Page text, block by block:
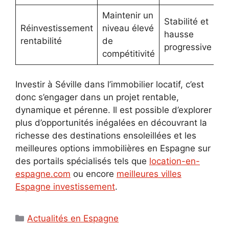
Réinvestissement
rentabilité
Maintenir un
niveau élevé
de
compétitivité
Stabilité et
hausse
progressive
Investir à Séville dans l’immobilier locatif, c’est
donc s’engager dans un projet rentable,
dynamique et pérenne. Il est possible d’explorer
plus d’opportunités inégalées en découvrant la
richesse des destinations ensoleillées et les
meilleures options immobilières en Espagne sur
des portails spécialisés tels que location-en-
espagne.com ou encore meilleures villes
Espagne investissement.
Catégories
Actualités en Espagne